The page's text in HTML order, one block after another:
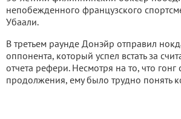
непобежденного французского
Убаали.
В третьем раунде Донэйр отправил
оппонента, который успел встать за
отчета рефери. Несмотря на то, что гонг
продолжения, ему было трудно понять